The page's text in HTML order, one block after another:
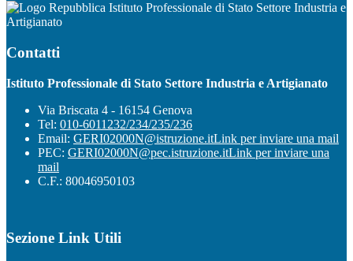
Istituto Professionale di Stato Settore Industria e
Artigianato
Contatti
Istituto Professionale di Stato Settore Industria e Artigianato
Via Briscata 4 - 16154 Genova
Tel: 010-6011232/234/235/236
Email: GERI02000N@istruzione.itLink per inviare una mail
PEC: GERI02000N@pec.istruzione.itLink per inviare una
mail
C.F.: 80046950103
Sezione Link Utili